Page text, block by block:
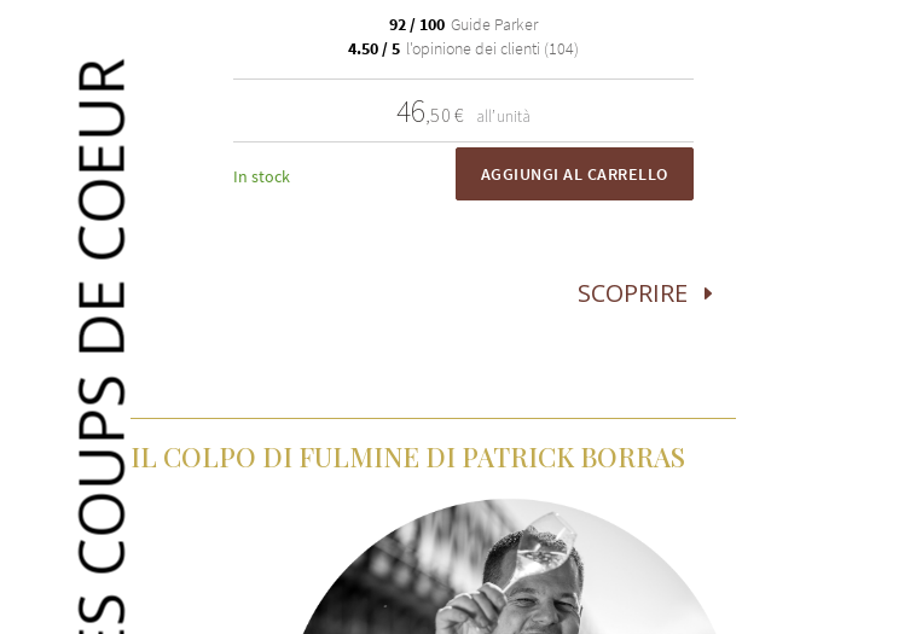
LES COUPS DE COEUR
92 / 100 Guide Parker
4.50 / 5 l'opinione dei clienti (104)
46,50 € all’unità
In stock AGGIUNGI AL CARRELLO
SCOPRIRE
IL COLPO DI FULMINE DI PATRICK BORRAS